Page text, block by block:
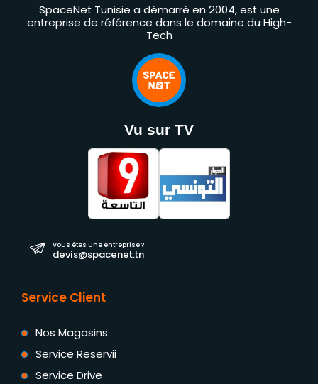
SpaceNet Tunisie a démarré en 2004, est une
entreprise de référence dans le domaine du High-
Tech
Vu sur TV
Vous êtes une entreprise ?
devis@spacenet.tn
Service Client
Nos Magasins
Service Reservii
Service Drive